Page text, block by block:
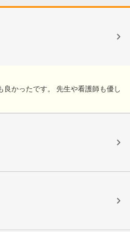
かったです。 先生や看護師も優し